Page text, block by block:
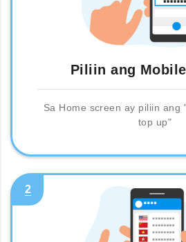
Piliin ang
Sa Home screen ay piliin ang
top up"
2